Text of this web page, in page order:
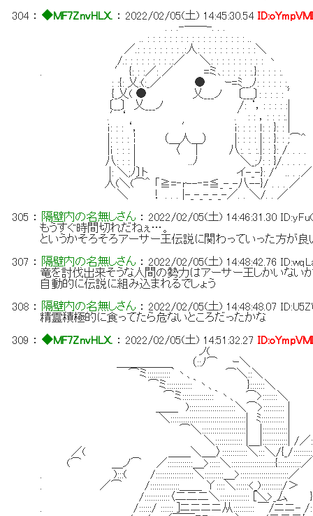
304 ：◆MF7ZnvHLX. ：2022/02/05(土) 14:45:30.54
. . .-――-. . .
.. : : : : : : : : : : : : : : : : : : ..
／.: : : : : : : : .:人: : : : : : : : : : :＼
/.: : : : : : : : .:／ ＼: : : : : : : : : : 丶
. ′ {: : :／: ／ =ミ､: : : : : :.}: : : : :.
: :{: 乂:(:_／ ● ｰ=ﾐ__,ﾉ: : : : : :,
{_乂( ● 乂___ノ 〔___〕: : : : : ′
〔__〕 乂___ノ /: ‘，: : : : :|
.′‘ .′: : ，: : : :.|
ｉ: : : ‘， ′ ｉ: : : : ｌ: : }: : |
|: : : :￤ （＿人＿） |: : : : |: : }: : ;⌒^ そうして
|ｉ : : : | 〈 | 八:. :. :.|: : }: /. . . .
八: : : | ..ﾉ ＼_;ﾉ: : }/. . . . . 竜に食われる
|: ＼;ﾉ〕ト イ-_-}: /′.. . .／
人(＼(⌒＾ 「≧=‐r--‐=≦_-_-八--}/ . . .
＼ ！ . . . |-_-_-_-_-／. . ＼/. . ／
305 ： 隔壁内の名無しさん ：2022/02/05(土) 14:46:31.30
もうすぐ時間切れだねぇ…。
というかそろそろアーサー王伝説に関わっていった方が
307 ： 隔壁内の名無しさん ：2022/02/05(土) 14:48:42.76
竜を討伐出来そうな人間の勢力はアーサー王しかいないか
自動的に伝説に組み込まれるでしょう
308 ： 隔壁内の名無しさん ：2022/02/05(土) 14:48:48.07
精霊積極的に食ってたら危ないところだったかな
309 ：◆MF7ZnvHLX. ：2022/02/05(土) 14:51:32.27
ノ(
＿＿＿＿＿ （::ﾉ⌒ ｰ＼
⌒ミ:::::::::::｀丶、 ⌒＼::＼
⌒ミ::::::::::::｀丶、 }:::::::＼
⌒ミ:::::::::::::::｀丶、 ⌒>:::::::＼
＿＿ )::::::::::::::::::::::＼⌒>:::::::::: |
＼::::::::::::::::::::::::::::::::::::| ﾐ::::::::::: |
⌒＼:::::::::::::::::::::|
＼::::::::::::: |＿|::::::::::::| /／
／( ＿＿＼＿_〉::::::::::::＼:::＼/{_/
(⌒ ＿ノ⌒ ／::::::::::::＿>:::::＼:::::::::::::::::::::{:::::::::::／
. ):::( /::::::::::::::::::＼:::::::::＿>:::::::::::::::::::::::／
. ／⌒ /::::::::::::::＿＿ Υ::::＼::::::<_)::::::::::/＞
/::::::::::::〈二二二＼:::::::::::::: [＼>_厶
. /::::::/ :::::: ]ニニニニ从:::::::::: ￣/ニ